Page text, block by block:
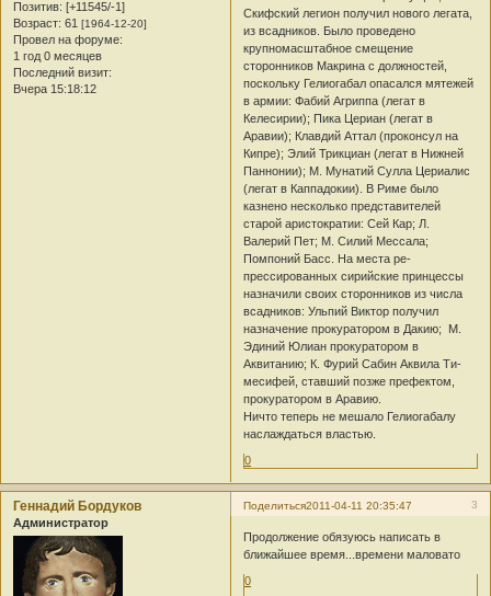
Позитив: [+11545/-1]
Возраст: 61 [1964-12-20]
Провел на форуме:
1 год 0 месяцев
Последний визит:
Вчера 15:18:12
Скифский легион получил нового легата,
из всадников. Было проведено
крупномасштаб­ное смещение
сторонников Макрина с должностей,
поскольку Гелиогабал опасался мятежей
в армии: Фабий Агриппа (легат в
Келесирии); Пика Цери­ан (легат в
Аравии); Клавдий Аттал (проконсул на
Кипре); Элий Трикциан (легат в Нижней
Паннонии); М. Мунатий Сулла Цериалис
(легат в Каппадо­кии). В Риме было
казнено несколько представителей
старой аристократии: Сей Кар; Л.
Валерий Пет; М. Силий Мессала;
Помпоний Басс. На места ре­
прессированных сирийские принцессы
назначили своих сторонников из чис­ла
всадников: Ульпий Виктор получил
назначение прокуратором в Дакию; М.
Эдиний Юлиан прокуратором в
Аквитанию; К. Фурий Сабин Аквила Ти­
месифей, ставший позже префектом,
прокуратором в Аравию.
Ничто теперь не мешало Гелиогабалу
наслаждаться властью.
0
Поделиться 3
2011-04-11 20:35:47
Геннадий Бордуков
Администратор
Продолжение обязуюсь написать в
ближайшее время...времени маловато
0